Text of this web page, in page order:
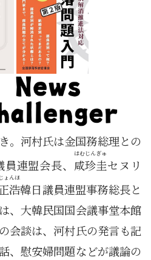
。河村氏は金国務総理との
連盟会長、 咸
はむ
珍圭
じんぎゅ
セヌリ
浩
じょんほ
韓日議員連盟事務総長と
、大韓民国国会議事堂本館
会談は、河村氏の発言も記
、慰安婦問題などが議論の